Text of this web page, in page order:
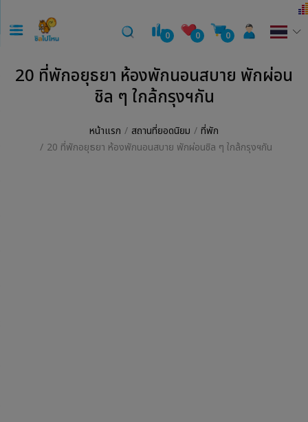
0 0 0
20 ที่พักอยุธยา ห้องพักนอนสบาย พักผ่อน
ชิล ๆ ใกล้กรุงฯกัน
หน้าแรก สถานที่ยอดนิยม
ที่พัก
20 ที่พักอยุธยา ห้องพักนอนสบาย พักผ่อนชิล ๆ ใกล้กรุงฯกัน